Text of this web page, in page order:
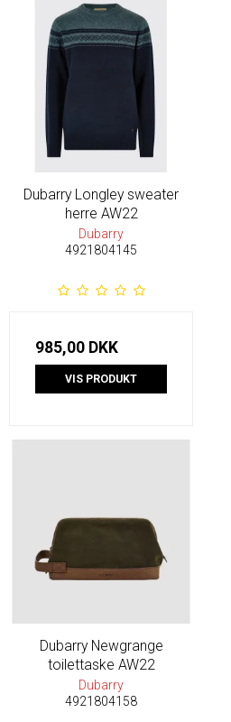
Dubarry Longley sweater
herre AW22
Dubarry
4921804145
985,00 DKK
VIS PRODUKT
Dubarry Newgrange
toilettaske AW22
Dubarry
4921804158